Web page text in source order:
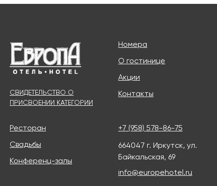
СВИДЕТЕЛЬСТВО О
ПРИСВОЕНИИ КАТЕГОРИИ
Номера
О гостинице
Акции
Контакты
Ресторан
Свадьбы
Конференц-залы
+7 (958) 578-86-75
664047 г. Иркутск, ул.
Байкальская, 69
info@europehotel.ru
Принимаю